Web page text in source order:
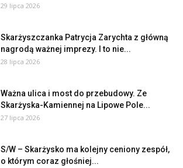
29 lipca 2026
Skarżyszczanka Patrycja Zarychta z główną
nagrodą ważnej imprezy. I to nie...
28 lipca 2026
Ważna ulica i most do przebudowy. Ze
Skarżyska-Kamiennej na Lipowe Pole...
27 lipca 2026
S/W – Skarżysko ma kolejny ceniony zespół,
o którym coraz głośniej...